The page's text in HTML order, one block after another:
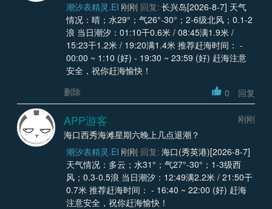
潮汐表精灵.EI 刚刚 回复: 长兴岛[2026-8-7] 天气
情况：晴；水29°；气26°-30°；2-6级北风；0.1-2
浪 当日潮汐：01:10干0.6米 / 08:45满1.9米 /
15:23干1.2米 / 19:20满1.4米 推荐赶海时间： -
00:00 ~ 1:10 (好) - 19:30 ~ 23:59 (好) 赶海注意
安全，祝你赶海愉快！
删除
0 回复
APP游客
刚刚
海口西秀海滩星期六晚上几点退潮？
潮汐表精灵.EI 刚刚 回复: 海口(秀英港)[2026-8-7]
天气情况：多云；水31°；气27°-30°；1-3级西
风；0.3-0.5浪 当日潮汐：12:49满2.2米 / 21:50干
0.7米 推荐赶海时间： - 16:40 ~ 22:00 (好) 赶海
注意安全，祝你赶海愉快！